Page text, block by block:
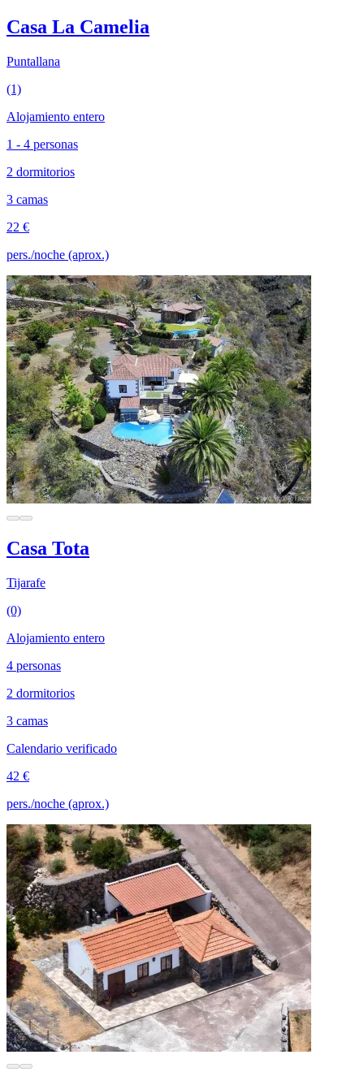
Casa La Camelia
Puntallana
(1)
Alojamiento entero
1 - 4 personas
2 dormitorios
3 camas
22 €
pers./noche (aprox.)
Casa Tota
Tijarafe
(0)
Alojamiento entero
4 personas
2 dormitorios
3 camas
Calendario verificado
42 €
pers./noche (aprox.)